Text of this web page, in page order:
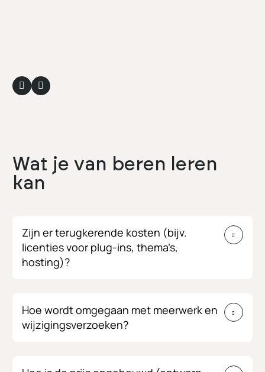
Wat je van beren leren
kan
Zijn er terugkerende kosten (bijv.
licenties voor plug-ins, thema’s,
hosting)?
Hoe wordt omgegaan met meerwerk en
wijzigingsverzoeken?